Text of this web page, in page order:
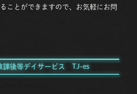
ことができますので、お気軽にお問
課後等デイサービス TJ-es